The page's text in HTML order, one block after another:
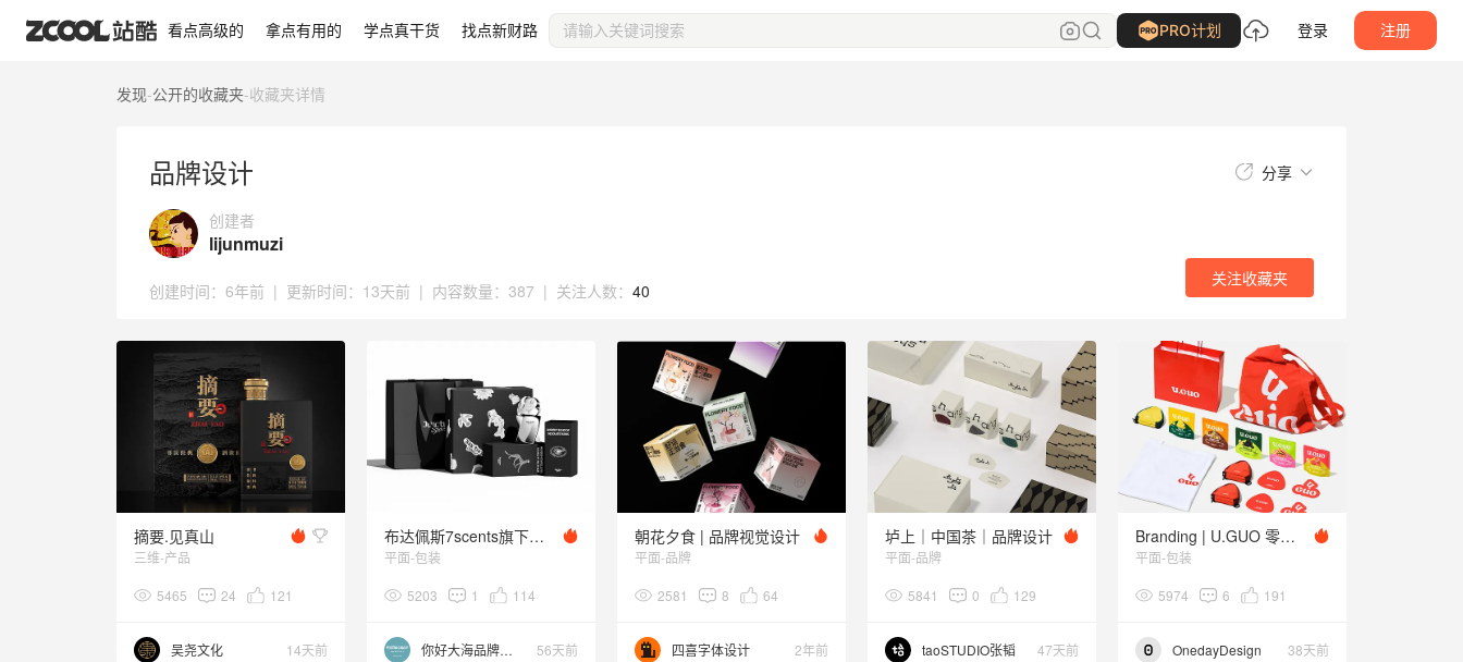
看点高级的 拿点有用的 学点真干货 找点新财路 PRO计划 登录 注册
发现-公开的收藏夹-收藏夹详情
品牌设计 分享
创建者
lijunmuzi
创建时间： 6年前 | 更新时间： 13天前 | 内容数量： 387 | 关注人数： 40
关注收藏夹
品牌设计 关注 收藏夹
摘要.见真山
三维-产品
5465 24 121
吴尧文化 14天前
布达佩斯7scents旗下品牌香水包装设计
平面-包装
5203 1 114
你好大海品牌设计 56天前
朝花夕食 | 品牌视觉设计
平面-品牌
2581 8 64
四喜字体设计 2年前
垆上｜中国茶｜品牌设计
平面-品牌
5841 0 129
taoSTUDIO张韬 47天前
Branding | U.GUO 零食品牌包装设计
平面-包装
5974 6 191
OnedayDesign 38天前